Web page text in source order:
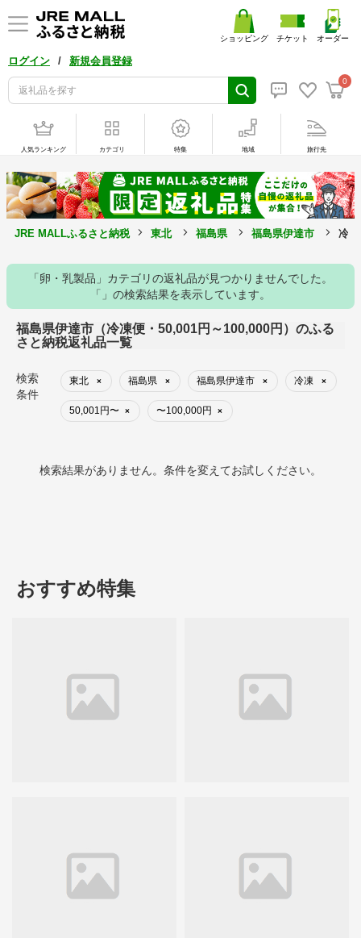
ログイン / 新規会員登録
0
ショッピング チケット オーダー
人気ランキング カテゴリ 特集 地域 旅行先
JRE MALLふるさと納税 東北 福島県 福島県伊達市 冷
「卵・乳製品」カテゴリの返礼品が見つかりませんでした。
「」の検索結果を表示しています。
福島県伊達市（冷凍便・50,001円～100,000円）のふる
さと納税返礼品一覧
検索
条件
東北 × 福島県 × 福島県伊達市 × 冷凍 ×
50,001円〜 × 〜100,000円 ×
検索結果がありません。条件を変えてお試しください。
おすすめ特集